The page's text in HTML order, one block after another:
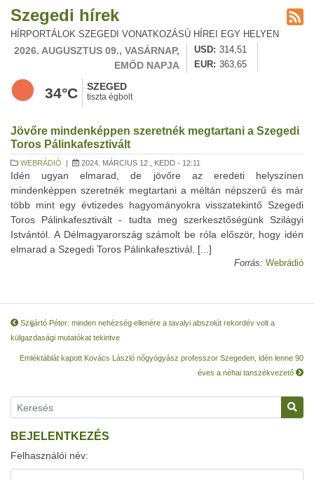
Szegedi hírek
HÍRPORTÁLOK SZEGEDI VONATKOZÁSÚ HÍREI EGY HELYEN
2026. AUGUSZTUS 09., VASÁRNAP,
EMŐD NAPJA
USD
314,51
EUR
363,65
34°C SZEGED
tiszta égbolt
Jövőre mindenképpen szeretnék megtartani a Szegedi
Toros Pálinkafesztivált
WEBRÁDIÓ | 2024. MÁRCIUS 12., KEDD - 12:11
Idén ugyan elmarad, de jövőre az eredeti helyszínen
mindenképpen szeretnék megtartani a méltán népszerű és már
több mint egy évtizedes hagyományokra visszatekintő Szegedi
Toros Pálinkafesztivált - tudta meg szerkesztőségünk Szilágyi
Istvántól. A Délmagyarország számolt be róla először, hogy idén
elmarad a Szegedi Toros Pálinkafesztivál. [...]
Forrás: Webrádió
Szijjártó Péter: minden nehézség ellenére a tavalyi abszolút rekordév volt a
külgazdasági mutatókat tekintve
Emléktáblát kapott Kovács László nőgyógyász professzor Szegeden, idén lenne 90
éves a néhai tanszékvezető
BEJELENTKEZÉS
Felhasználói név: